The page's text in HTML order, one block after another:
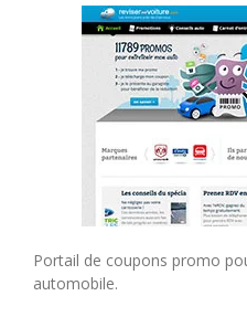
Portail de coupons promo
automobile.